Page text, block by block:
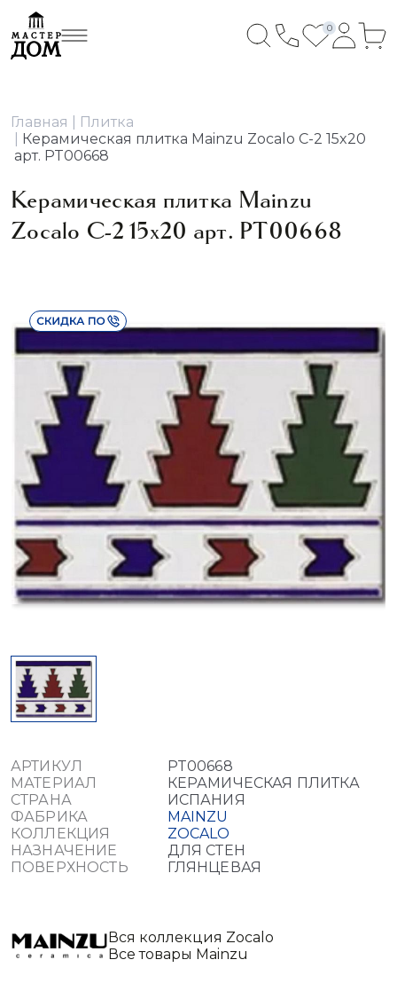
0
Главная
Плитка
Керамическая плитка Mainzu Zocalo C-2 15x20
арт. PT00668
Керамическая плитка Mainzu
Zocalo C-2 15x20 арт. PT00668
АРТИКУЛ
PT00668
МАТЕРИАЛ
КЕРАМИЧЕСКАЯ ПЛИТКА
СТРАНА
ИСПАНИЯ
ФАБРИКА
MAINZU
КОЛЛЕКЦИЯ
ZOCALO
НАЗНАЧЕНИЕ
ДЛЯ СТЕН
ПОВЕРХНОСТЬ
ГЛЯНЦЕВАЯ
Вся коллекция Zocalo
Все товары Mainzu